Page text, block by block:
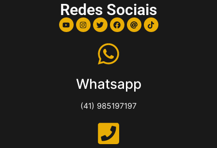
Redes Sociais
Whatsapp
(41) 985197197